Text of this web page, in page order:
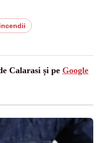
incendii
Calarasi și pe Google